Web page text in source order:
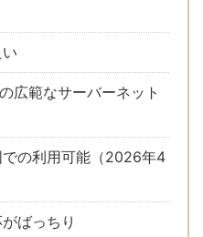
広範なサーバーネット
の利用可能（2026年4
ばっちり